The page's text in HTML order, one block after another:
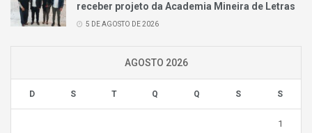
receber projeto da Academia Mineira de Letras
5 DE AGOSTO DE 2026
AGOSTO 2026
D S T Q Q S S
1